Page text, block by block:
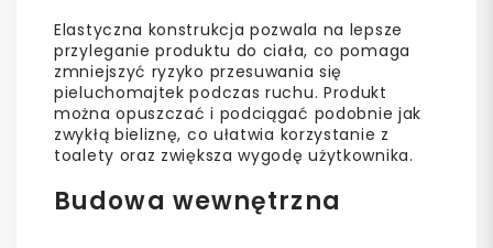
Elastyczna konstrukcja pozwala na lepsze
przyleganie produktu do ciała, co pomaga
zmniejszyć ryzyko przesuwania się
pieluchomajtek podczas ruchu. Produkt
można opuszczać i podciągać podobnie jak
zwykłą bieliznę, co ułatwia korzystanie z
toalety oraz zwiększa wygodę użytkownika.
Budowa wewnętrzna